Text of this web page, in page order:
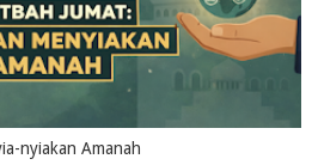
nyiakan Amanah